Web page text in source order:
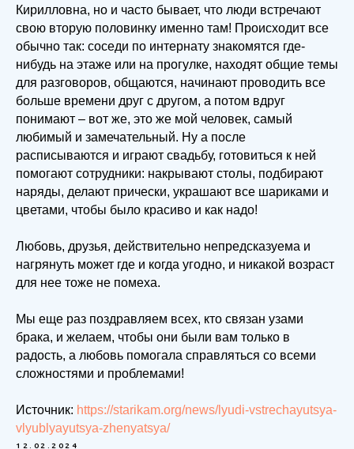
Кирилловна, но и часто бывает, что люди встречают
свою вторую половинку именно там! Происходит все
обычно так: соседи по интернату знакомятся где-
нибудь на этаже или на прогулке, находят общие темы
для разговоров, общаются, начинают проводить все
больше времени друг с другом, а потом вдруг
понимают – вот же, это же мой человек, самый
любимый и замечательный. Ну а после
расписываются и играют свадьбу, готовиться к ней
помогают сотрудники: накрывают столы, подбирают
наряды, делают прически, украшают все шариками и
цветами, чтобы было красиво и как надо!
Любовь, друзья, действительно непредсказуема и
нагрянуть может где и когда угодно, и никакой возраст
для нее тоже не помеха.
Мы еще раз поздравляем всех, кто связан узами
брака, и желаем, чтобы они были вам только в
радость, а любовь помогала справляться со всеми
сложностями и проблемами!
Источник: https://starikam.org/news/lyudi-vstrechayutsya-
vlyublyayutsya-zhenyatsya/
12.02.2024